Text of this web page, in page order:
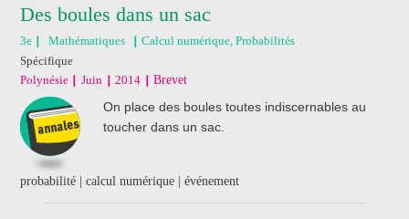
Des boules dans un sac
3e Mathématiques
Calcul numérique, Probabilités
Spécifique
Polynésie
Juin 2014 Brevet
On place des boules toutes indiscernables au
toucher dans un sac.
probabilité | calcul numérique | événement